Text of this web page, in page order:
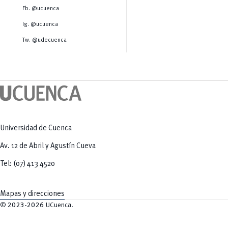
Tecnologías
Radio Universitaria
Sostenibilidad
Fb. @ucuenca
Ig. @ucuenca
Tw. @udecuenca
Universidad de Cuenca
Av. 12 de Abril y Agustín Cueva
Tel: (07) 413 4520
Mapas y direcciones
© 2023-2026 UCuenca.